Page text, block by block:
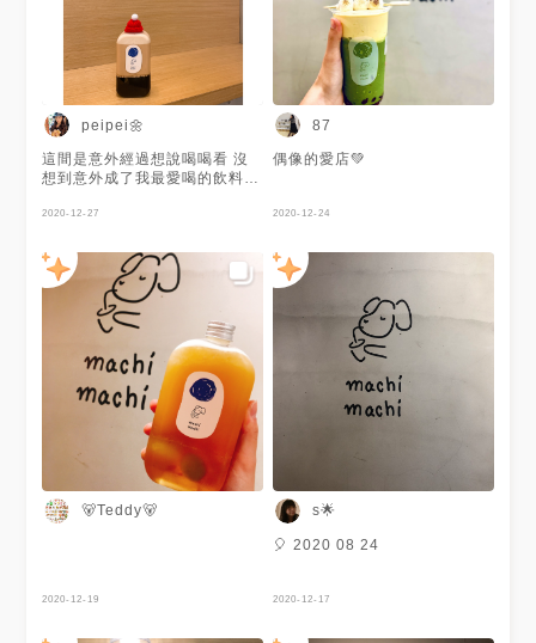
peipei🌼
這間是意外經過想說喝喝看 沒
想到意外成了我最愛喝的飲料店
很喜歡 招牌最愛喝的是烤布蕾
的飲品 也非常好喝 不愧是我的
愛店 滿分5個☀️ 我給☀️☀️☀️☀️☀️
2020-12-27
87
偶像的愛店💚
2020-12-24
🐻Teddy🐻
2020-12-19
s🌟
🎈 2020 08 24
2020-12-17